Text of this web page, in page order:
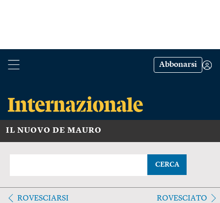
Abbonarsi
IL NUOVO DE MAURO
CERCA
ROVESCIARSI ROVESCIATO